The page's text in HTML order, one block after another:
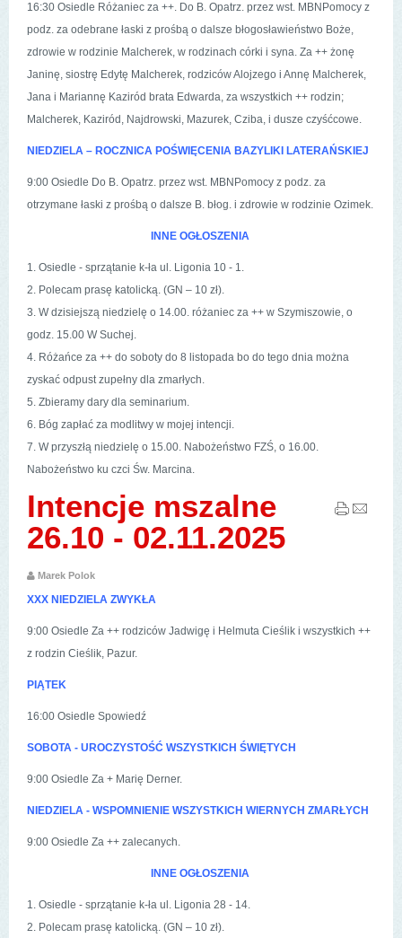
16:30 Osiedle Różaniec za ++. Do B. Opatrz. przez wst. MBNPomocy z
podz. za odebrane łaski z prośbą o dalsze błogosławieństwo Boże,
zdrowie w rodzinie Malcherek, w rodzinach córki i syna. Za ++ żonę
Janinę, siostrę Edytę Malcherek, rodziców Alojzego i Annę Malcherek,
Jana i Mariannę Kaziród brata Edwarda, za wszystkich ++ rodzin;
Malcherek, Kaziród, Najdrowski, Mazurek, Cziba, i dusze czyśćcowe.
NIEDZIELA – ROCZNICA POŚWIĘCENIA BAZYLIKI LATERAŃSKIEJ
9:00 Osiedle Do B. Opatrz. przez wst. MBNPomocy z podz. za
otrzymane łaski z prośbą o dalsze B. błog. i zdrowie w rodzinie Ozimek.
INNE OGŁOSZENIA
1. Osiedle - sprzątanie k-ła ul. Ligonia 10 - 1.
2. Polecam prasę katolicką. (GN – 10 zł).
3. W dzisiejszą niedzielę o 14.00. różaniec za ++ w Szymiszowie, o
godz. 15.00 W Suchej.
4. Różańce za ++ do soboty do 8 listopada bo do tego dnia można
zyskać odpust zupełny dla zmarłych.
5. Zbieramy dary dla seminarium.
6. Bóg zapłać za modlitwy w mojej intencji.
7. W przyszłą niedzielę o 15.00. Nabożeństwo FZŚ, o 16.00.
Nabożeństwo ku czci Św. Marcina.
Intencje mszalne
26.10 - 02.11.2025
Marek Polok
XXX NIEDZIELA ZWYKŁA
9:00 Osiedle Za ++ rodziców Jadwigę i Helmuta Cieślik i wszystkich ++
z rodzin Cieślik, Pazur.
PIĄTEK
16:00 Osiedle Spowiedź
SOBOTA - UROCZYSTOŚĆ WSZYSTKICH ŚWIĘTYCH
9:00 Osiedle Za + Marię Derner.
NIEDZIELA - WSPOMNIENIE WSZYSTKICH WIERNYCH ZMARŁYCH
9:00 Osiedle Za ++ zalecanych.
INNE OGŁOSZENIA
1. Osiedle - sprzątanie k-ła ul. Ligonia 28 - 14.
2. Polecam prasę katolicką. (GN – 10 zł).